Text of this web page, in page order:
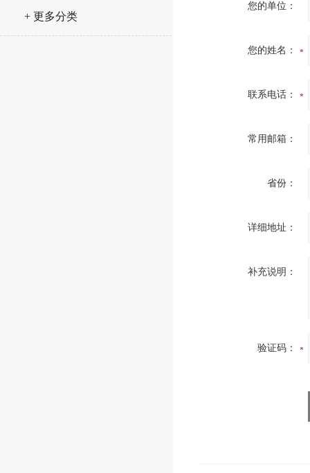
+ 更多分类
您的单位：
您的姓名：
联系电话：
常用邮箱：
省份：
详细地址：
补充说明：
验证码：